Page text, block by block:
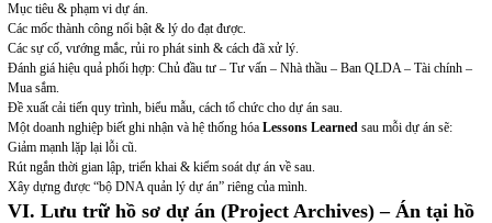
Mục tiêu & phạm vi dự án.
Các mốc thành công nổi bật & lý do đạt được.
Các sự cố, vướng mắc, rủi ro phát sinh & cách đã xử lý.
Đánh giá hiệu quả phối hợp: Chủ đầu tư – Tư vấn – Nhà thầu – Ban QLDA – Tài chính –
Mua sắm.
Đề xuất cải tiến quy trình, biểu mẫu, cách tổ chức cho dự án sau.
Một doanh nghiệp biết ghi nhận và hệ thống hóa Lessons Learnedsau mỗi dự án sẽ:
Giảm mạnh lặp lại lỗi cũ.
Rút ngắn thời gian lập, triển khai & kiểm soát dự án về sau.
Xây dựng được “bộ DNA quản lý dự án” riêng của mình.
VI. Lưu trữ hồ sơ dự án (Project Archives) – Án tại hồ